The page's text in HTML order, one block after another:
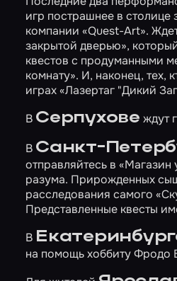
игр пострашнее в столице
компании «Quest-Art».
закрытой дверью»,
квестов с продуманными
комнату». И, наконец, тех,
играх«Лазертаг "Дикий
В Серпухове ждут
В Санкт-
отправляйтесь в «Магазин
разума. Прирожденных
расследования самого
Представленные квесты
В
на помощь хоббиту Фродо